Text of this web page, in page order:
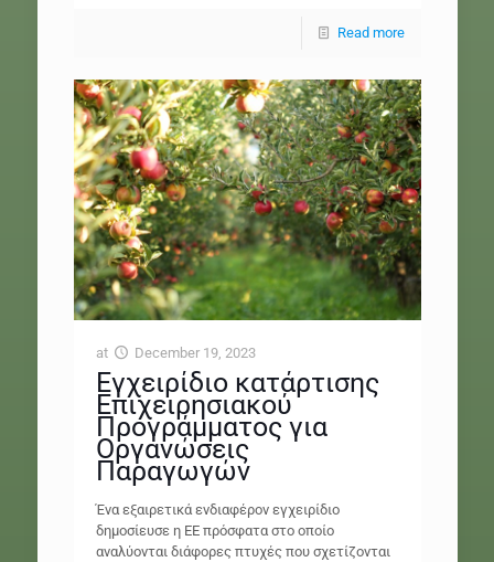
Read more
at December 19, 2023
Εγχειρίδιο κατάρτισης
Επιχειρησιακού
Προγράμματος για
Οργανώσεις
Παραγωγών
Ένα εξαιρετικά ενδιαφέρον εγχειρίδιο
δημοσίευσε η ΕΕ πρόσφατα στο οποίο
αναλύονται διάφορες πτυχές που σχετίζονται